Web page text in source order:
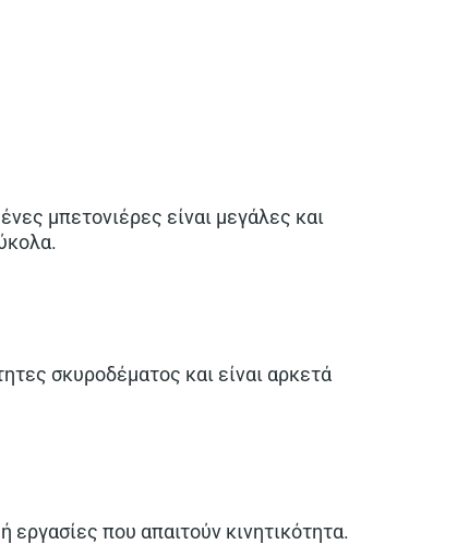
μπετονιέρες είναι μεγάλες και
σκυροδέματος και είναι αρκετά
εργασίες που απαιτούν κινητικότητα.